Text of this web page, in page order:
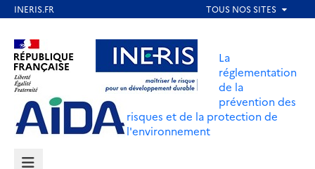
contenu
principal
Aller au contenu Aller au menu
Aller au pied de page
La
réglementation
de la
prévention des
risques et de la protection de
l'environnement
MENU